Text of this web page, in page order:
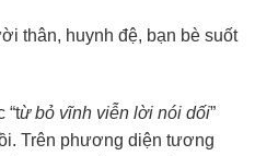
thân, huynh đệ, bạn bè suốt
“từ bỏ vĩnh viễn lời nói dối”
Trên phương diện tương